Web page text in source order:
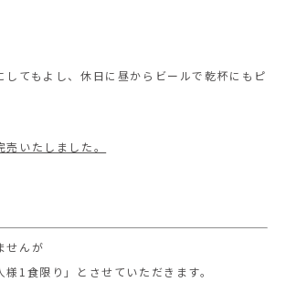
してもよし、休日に昼からビールで乾杯にもピ
いたしました。
せんが
様1食限り」とさせていただきます。